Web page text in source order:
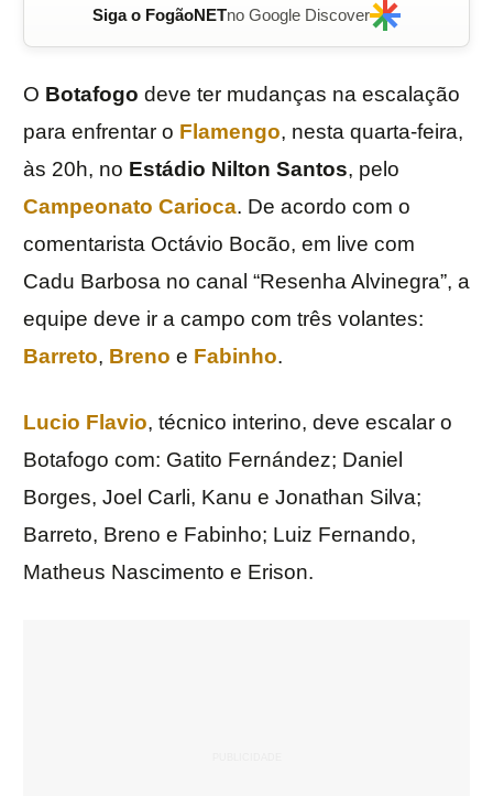
Siga o FogãoNETno Google Discover
O Botafogo deve ter mudanças na escalação
para enfrentar o Flamengo, nesta quarta-feira,
às 20h, no Estádio Nilton Santos, pelo
Campeonato Carioca. De acordo com o
comentarista Octávio Bocão, em live com
Cadu Barbosa no canal “Resenha Alvinegra”, a
equipe deve ir a campo com três volantes:
Barreto, Breno e Fabinho.
Lucio Flavio, técnico interino, deve escalar o
Botafogo com: Gatito Fernández; Daniel
Borges, Joel Carli, Kanu e Jonathan Silva;
Barreto, Breno e Fabinho; Luiz Fernando,
Matheus Nascimento e Erison.